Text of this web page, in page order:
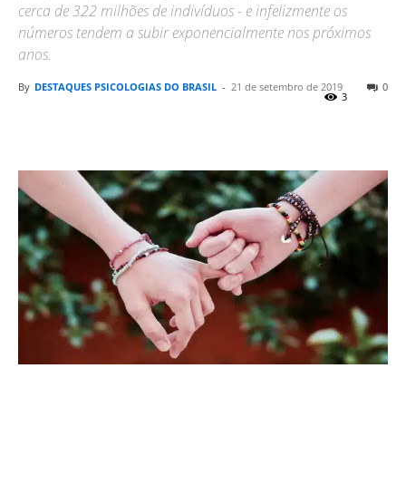
cerca de 322 milhões de indivíduos - e infelizmente os
números tendem a subir exponencialmente nos próximos
anos.
By DESTAQUES PSICOLOGIAS DO BRASIL - 21 de setembro de 2019 0
3